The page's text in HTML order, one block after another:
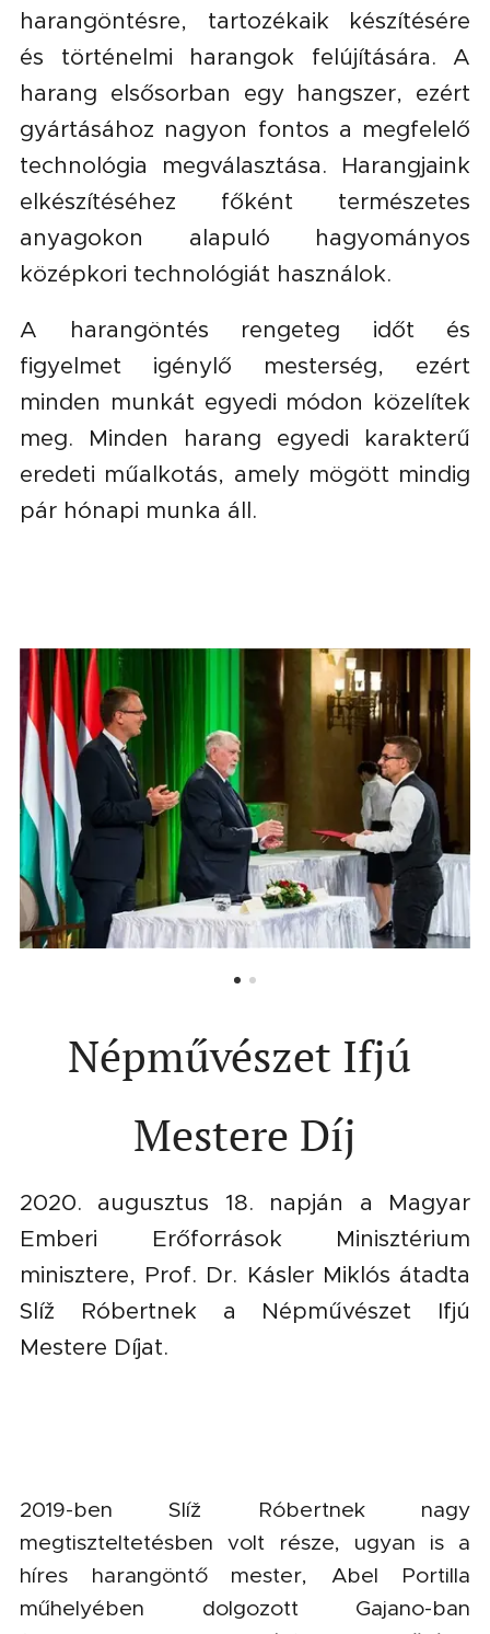
harangöntésre, tartozékaik készítésére
és történelmi harangok felújítására. A
harang elsősorban egy hangszer, ezért
gyártásához nagyon fontos a megfelelő
technológia megválasztása. Harangjaink
elkészítéséhez főként természetes
anyagokon alapuló hagyományos
középkori technológiát használok.
A harangöntés rengeteg időt és
figyelmet igénylő mesterség, ezért
minden munkát egyedi módon közelítek
meg. Minden harang egyedi karakterű
eredeti műalkotás, amely mögött mindig
pár hónapi munka áll.
Népművészet Ifjú
Mestere Díj
2020. augusztus 18. napján a Magyar
Emberi Erőforrások Minisztérium
minisztere, Prof. Dr. Kásler Miklós átadta
Slíž Róbertnek a Népművészet Ifjú
Mestere Díjat.
2019-ben Slíž Róbertnek nagy
megtiszteltetésben volt része, ugyan is a
híres harangöntő mester, Abel Portilla
műhelyében dolgozott Gajano-ban